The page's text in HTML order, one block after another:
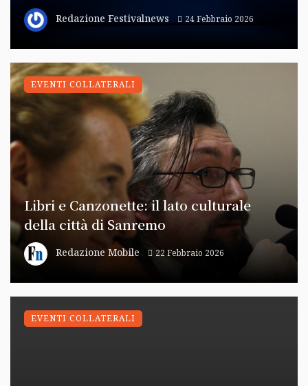
Redazione Festivalnews 24 Febbraio 2026
Libri e Canzonette: il lato culturale
della città di Sanremo
Redazione Mobile 22 Febbraio 2026
EVENTI COLLATERALI
EVENTI COLLATERALI